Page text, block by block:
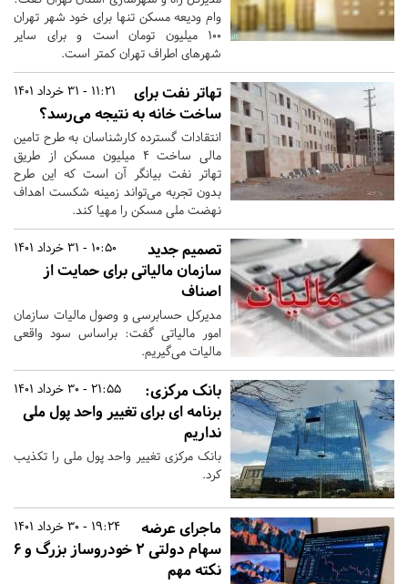
وام ودیعه مسکن تنها برای خود شهر تهران
۱۰۰ میلیون تومان است و برای سایر
شهرهای اطراف تهران کمتر است.
11:21 - 31 خرداد 1401
تهاتر نفت برای
ساخت خانه به نتیجه می‌رسد؟
انتقادات گسترده کارشناسان به طرح تامین
مالی ساخت ۴ میلیون مسکن از طریق
تهاتر نفت بیانگر آن است که این طرح
بدون تجربه می‌تواند زمینه شکست اهداف
نهضت ملی مسکن را مهیا کند.
10:50 - 31 خرداد 1401
تصمیم جدید
سازمان مالیاتی برای حمایت از
اصناف
مدیرکل حسابرسی و وصول مالیات سازمان
امور مالیاتی گفت: براساس سود واقعی
مالیات می‌گیریم.
21:55 - 30 خرداد 1401
بانک مرکزی:
برنامه ای برای تغییر واحد پول ملی
نداریم
بانک مرکزی تغییر واحد پول ملی را تکذیب
کرد.
19:24 - 30 خرداد 1401
ماجرای عرضه
سهام دولتی ۲ خودروساز بزرگ و ۶
نکته مهم